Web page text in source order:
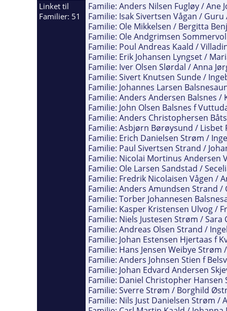
Linket til
Familier: 51
Familie: Anders Nilsen Fugløy / Ane
Familie: Isak Sivertsen Vågan /
Familie: Ole Mikkelsen / Bergitta
Familie: Ole Andgrimsen
Familie: Poul Andreas Kaald /
Familie: Erik Johansen Lyngset /
Familie: Iver Olsen Slørdal / Anna
Familie: Sivert Knutsen Sunde /
Familie: Johannes Larsen
Familie: Anders Andersen Balsnes /
Familie: John Olsen Balsnes f
Familie: Anders Christophersen
Familie: Asbjørn Børøysund / Lisbet
Familie: Erich Danielsen Strøm /
Familie: Paul Sivertsen Strand /
Familie: Nicolai Mortinus Andersen
Familie: Ole Larsen Sandstad /
Familie: Fredrik Nicolaisen Vågen /
Familie: Anders Amundsen Strand
Familie: Torber Johannesen
Familie: Kasper Kristensen Ulvog /
Familie: Niels Justesen Strøm /
Familie: Andreas Olsen Strand /
Familie: Johan Estensen Hjertaas f
Familie: Hans Jensen Weibye
Familie: Anders Johnsen Stien f
Familie: Johan Edvard Andersen
Familie: Daniel Christopher
Familie: Sverre Strøm / Borghild
Familie: Nils Just Danielsen Strøm /